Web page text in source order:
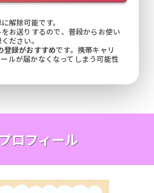
解除可能です。
お送りするので、普段からお使い
ださい。
録がおすすめです。携帯キャリ
ルが届かなくなってしまう可能性
ロフィール